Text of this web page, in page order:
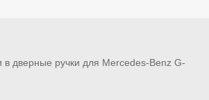
в дверные ручки для Mercedes-Benz G-